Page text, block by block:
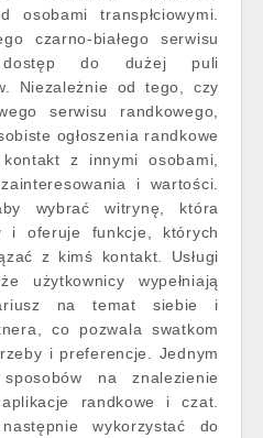
osobami transpłciowymi.
czarno-białego serwisu
dostęp do dużej puli
Niezależnie od tego, czy
serwisu randkowego,
ogłoszenia randkowe
z innymi osobami,
i wartości.
wybrać witrynę, która
i oferuje funkcje, których
z kimś kontakt. Usługi
użytkownicy wypełniają
na temat siebie i
co pozwala swatkom
i preferencje. Jednym
na znalezienie
randkowe i czat.
wykorzystać do